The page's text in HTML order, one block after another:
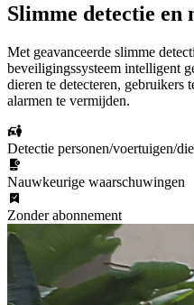
Slimme detectie en
Met geavanceerde slimme
beveiligingssysteem intelligent
dieren te detecteren, gebruikers
alarmen te vermijden.
Detectie personen/voertuigen/
Nauwkeurige waarschuwingen
Zonder abonnement